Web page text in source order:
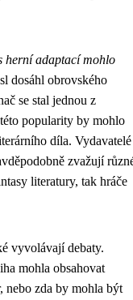
herní adaptací mohlo
dosáhl obrovského
se stal jednou z
popularity by mohlo
díla.
zvažují
literatury, tak hráče
vyvolávají debaty.
mohla obsahovat
nebo zda by mohla být